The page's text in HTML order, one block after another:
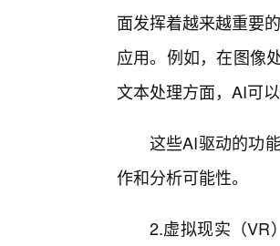
面发挥着越来越重要
应用。例如，在图像
文本处理方面，AI可
这些AI驱动的功
作和分析可能性。
2.虚拟现实（VR